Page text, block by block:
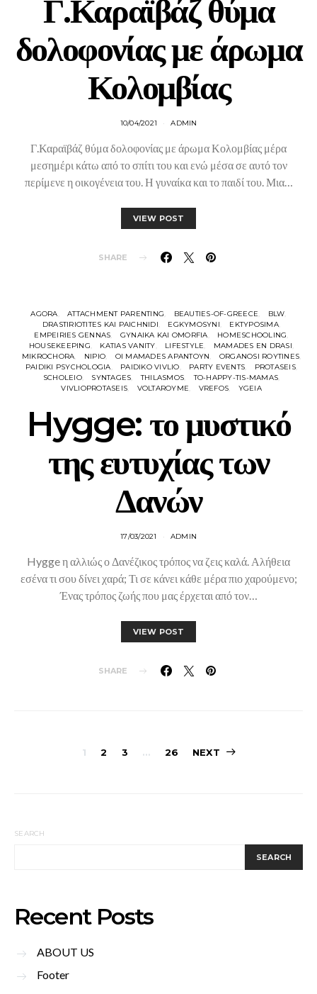
Γ.Καραϊβάζ θύμα
δολοφονίας με άρωμα
Κολομβίας
10/04/2021 ADMIN
Γ.Καραϊβάζ θύμα δολοφονίας με άρωμα Κολομβίας μέρα
μεσημέρι κάτω από το σπίτι του και ενώ μέσα σε αυτό τον
περίμενε η οικογένεια του. Η γυναίκα και το παιδί του. Μια…
VIEW POST
SHARE
AGORA ATTACHMENT PARENTING BEAUTIES-OF-GREECE
BLW
DRASTIRIOTITES KAI PAICHNIDI
EGKYMOSYNI
EKTYPOSIMA
EMPEIRIES GENNAS
GYNAIKA KAI OMORFIA
HOMESCHOOLING
HOUSEKEEPING
KATIAS VANITY LIFESTYLE
MAMADES EN DRASI
MIKROCHORA
NIPIO OI MAMADES APANTOYN
ORGANOSI ROYTINES
PAIDIKI PSYCHOLOGIA
PAIDIKO VIVLIO PARTY EVENTS
PROTASEIS
SCHOLEIO
SYNTAGES THILASMOS
TO-HAPPY-TIS-MAMAS
VIVLIOPROTASEIS
VOLTAROYME VREFOS YGEIA
Hygge: το μυστικό
της ευτυχίας των
Δανών
17/03/2021 ADMIN
Hygge η αλλιώς ο Δανέζικος τρόπος να ζεις καλά. Αλήθεια
εσένα τι σου δίνει χαρά; Τι σε κάνει κάθε μέρα πιο χαρούμενο;
Ένας τρόπος ζωής που μας έρχεται από τον…
VIEW POST
SHARE
Posts
1 2 3 … 26 NEXT
SEARCH
SEARCH
Recent Posts
ABOUT US
Footer